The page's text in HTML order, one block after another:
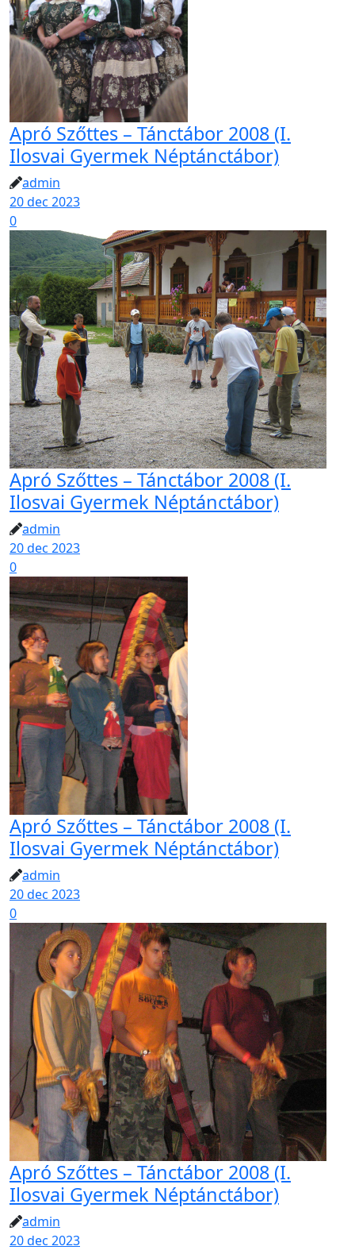
Apró Szőttes – Tánctábor 2008 (I.
Ilosvai Gyermek Néptánctábor)
admin
20 dec 2023
0
Apró Szőttes – Tánctábor 2008 (I.
Ilosvai Gyermek Néptánctábor)
admin
20 dec 2023
0
Apró Szőttes – Tánctábor 2008 (I.
Ilosvai Gyermek Néptánctábor)
admin
20 dec 2023
0
Apró Szőttes – Tánctábor 2008 (I.
Ilosvai Gyermek Néptánctábor)
admin
20 dec 2023